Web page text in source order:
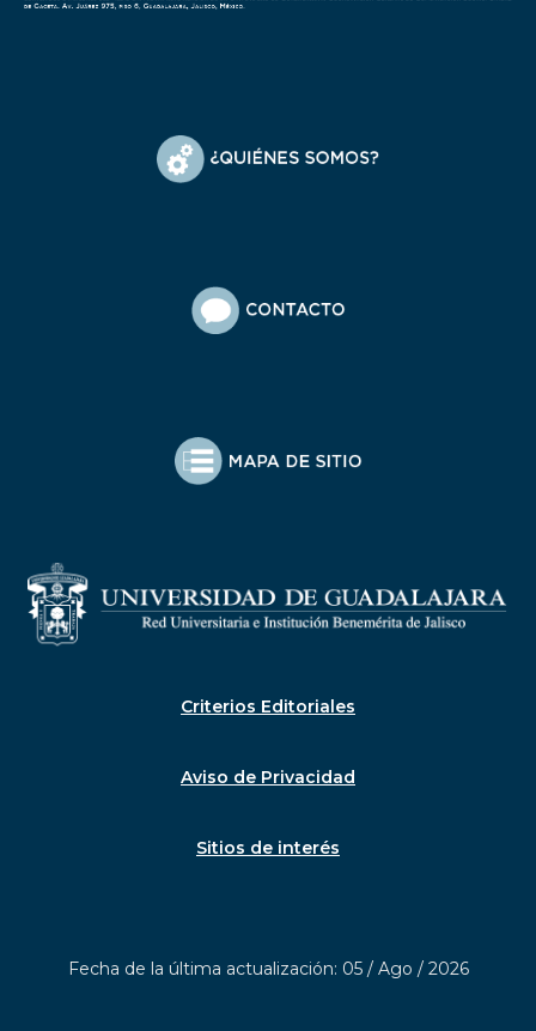
Criterios Editoriales
Aviso de Privacidad
Sitios de interés
Fecha de la última actualización: 05 / Ago / 2026